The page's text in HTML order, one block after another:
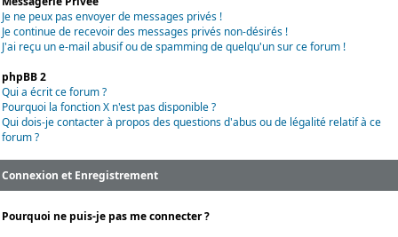
Je ne peux pas envoyer de messages privés !
Je continue de recevoir des messages privés non-désirés !
J'ai reçu un e-mail abusif ou de spamming de quelqu'un sur ce forum !
phpBB 2
Qui a écrit ce forum ?
Pourquoi la fonction X n'est pas disponible ?
Qui dois-je contacter à propos des questions d'abus ou de légalité relatif à ce
forum ?
Connexion et Enregistrement
Pourquoi ne puis-je pas me connecter ?